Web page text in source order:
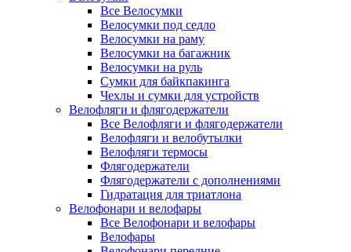
Все Велосумки
Велосумки под седло
Велосумки на раму
Велосумки на багажник
Велосумки на руль
Сумки для байкпакинга
Чехлы и сумки для устройств
Велофляги и флягодержатели
Все Велофляги и флягодержатели
Велофляги и велобутылки
Велофляги термосы
Флягодержатели
Флягодержатели с дополнениями
Гидратация для триатлона
Велофонари и велофары
Все Велофонари и велофары
Велофары